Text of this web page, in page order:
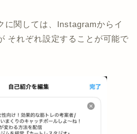
に関しては、Instagramからイ
それぞれ設定することが可能で